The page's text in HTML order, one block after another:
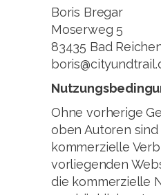
Boris Bregar
Moserweg 5
83435 Bad
Ohne vorherige
oben Autoren
kommerzielle
vorliegenden
die kommerzielle